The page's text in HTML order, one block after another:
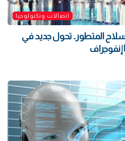
اتصالات وتكنولوجيا
المتطور.. تحول جديد في
| إنفوجراف